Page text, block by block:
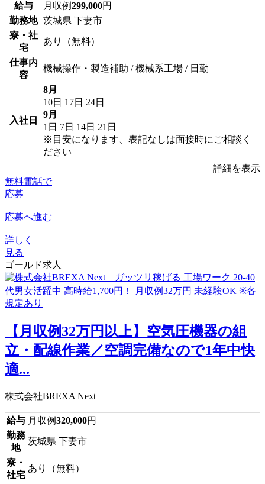
給与 月収例299,000円
勤務地 茨城県 下妻市
寮・社
宅
あり（無料）
仕事内
容
機械操作・製造補助 / 機械系工場 / 日勤
入社日
8月
10日 17日 24日
9月
1日 7日 14日 21日
※目安になります、表記なしは面接時にご相談く
ださい
詳細を表示
無料電話で
応募
応募へ進む
詳しく
見る
ゴールド求人
【月収例32万円以上】空気圧機器の組
立・配線作業／空調完備なので1年中快
適...
株式会社BREXA Next
給与 月収例320,000円
勤務
地
茨城県 下妻市
寮・
社宅
あり（無料）